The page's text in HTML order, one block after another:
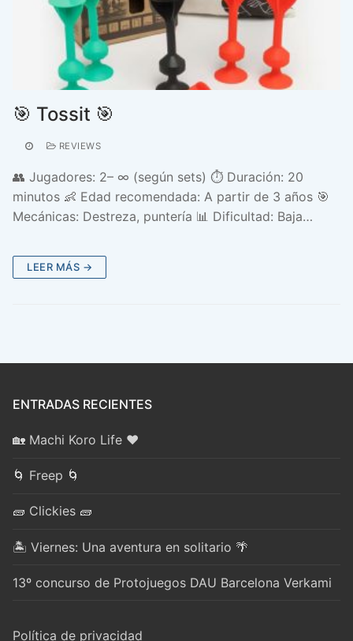
🎯 Tossit 🎯
REVIEWS
👥 Jugadores: 2– ∞ (según sets) ⏱️ Duración: 20
minutos 👶 Edad recomendada: A partir de 3 años 🎯
Mecánicas: Destreza, puntería 📊 Dificultad: Baja…
LEER MÁS →
ENTRADAS RECIENTES
🏡 Machi Koro Life ❤️
🌀 Freep 🌀
🧱 Clickies 🧱
🏝️ Viernes: Una aventura en solitario 🌴
13º concurso de Protojuegos DAU Barcelona Verkami
Política de privacidad